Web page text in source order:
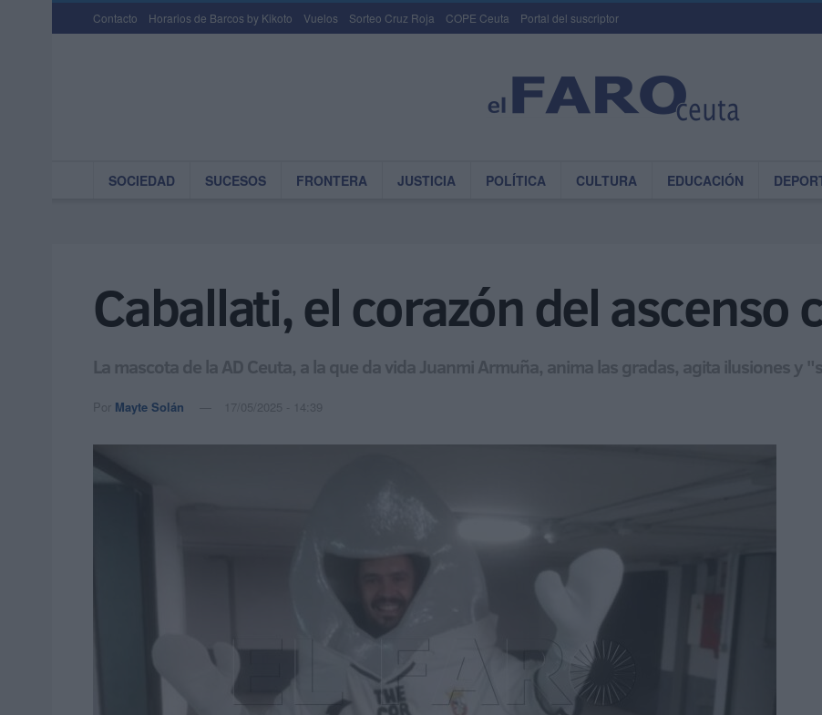
Contacto Horarios de Barcos by Kikoto Vuelos Sorteo Cruz Roja COPE Ceuta Portal del suscriptor
SOCIEDAD SUCESOS FRONTERA JUSTICIA POLÍTICA CULTURA EDUCACIÓN
Caballati, el corazón del ascenso
La mascota de la AD Ceuta, a la que da vida Juanmi Armuña, anima las gradas, agita ilusiones y
Por Mayte Solán 17/05/2025 - 14:39